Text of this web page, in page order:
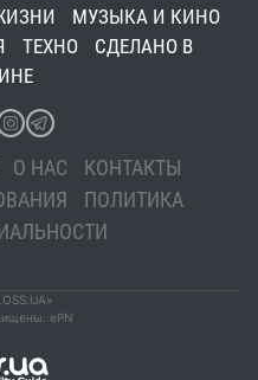
МУЗЫКА И КИНО
ТЕХНО
СДЕЛАНО В
О НАС
КОНТАКТЫ
ПОЛИТИКА
ePN